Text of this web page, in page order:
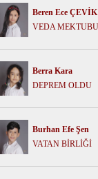
Beren Ece ÇEVİK
VEDA
Berra Kara
DEPREM OLDU
Burhan Efe Şen
VATAN BİRLİĞİ